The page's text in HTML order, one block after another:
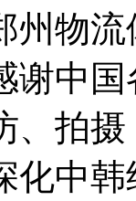
州物
谢中
、拍
化中